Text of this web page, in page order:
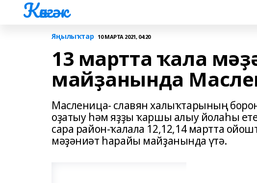
Көнгәк
Яңылыҡтар 10 МАРТА 2021, 04:20
13 мартта ҡала
майҙанында
Масленица- славян халыҡтарының
оҙатыу һәм яҙҙы ҡаршы алыу йолаһы
сара район-ҡалала 12,12,14 мартта
мәҙәниәт һарайы майҙанында үтә.